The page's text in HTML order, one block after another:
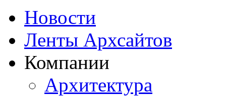
Новости
Ленты Архсайтов
Компании
Архитектура